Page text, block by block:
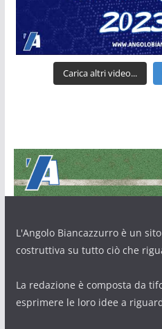
Carica altri video...
L'Angolo Biancazzurro è un
costruttiva su tutto ciò che
La redazione è composta da
esprimere le loro idee a